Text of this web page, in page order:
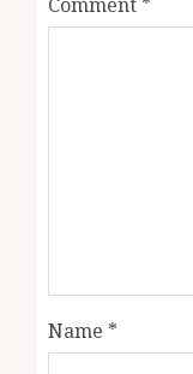
Name *